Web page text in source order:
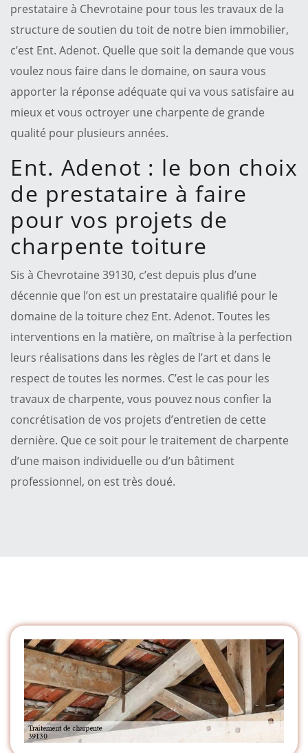
prestataire à Chevrotaine pour tous les travaux de la
structure de soutien du toit de notre bien immobilier,
c’est Ent. Adenot. Quelle que soit la demande que vous
voulez nous faire dans le domaine, on saura vous
apporter la réponse adéquate qui va vous satisfaire au
mieux et vous octroyer une charpente de grande
qualité pour plusieurs années.
Ent. Adenot : le bon choix
de prestataire à faire
pour vos projets de
charpente toiture
Sis à Chevrotaine 39130, c’est depuis plus d’une
décennie que l’on est un prestataire qualifié pour le
domaine de la toiture chez Ent. Adenot. Toutes les
interventions en la matière, on maîtrise à la perfection
leurs réalisations dans les règles de l’art et dans le
respect de toutes les normes. C’est le cas pour les
travaux de charpente, vous pouvez nous confier la
concrétisation de vos projets d’entretien de cette
dernière. Que ce soit pour le traitement de charpente
d’une maison individuelle ou d’un bâtiment
professionnel, on est très doué.